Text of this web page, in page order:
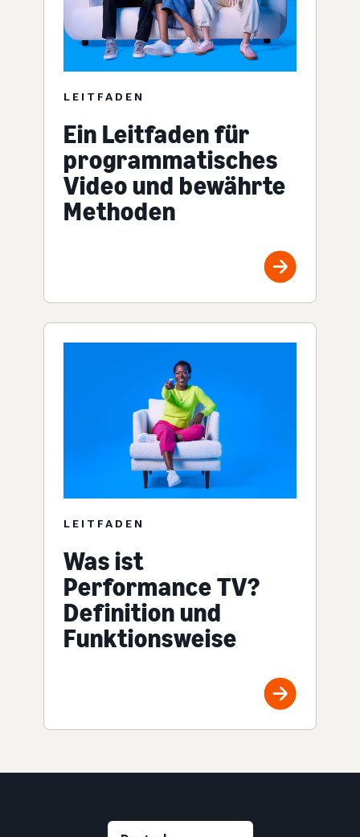
LEITFADEN
Ein Leitfaden für
programmatisches
Video und bewährte
Methoden
LEITFADEN
Was ist
Performance TV?
Definition und
Funktionsweise